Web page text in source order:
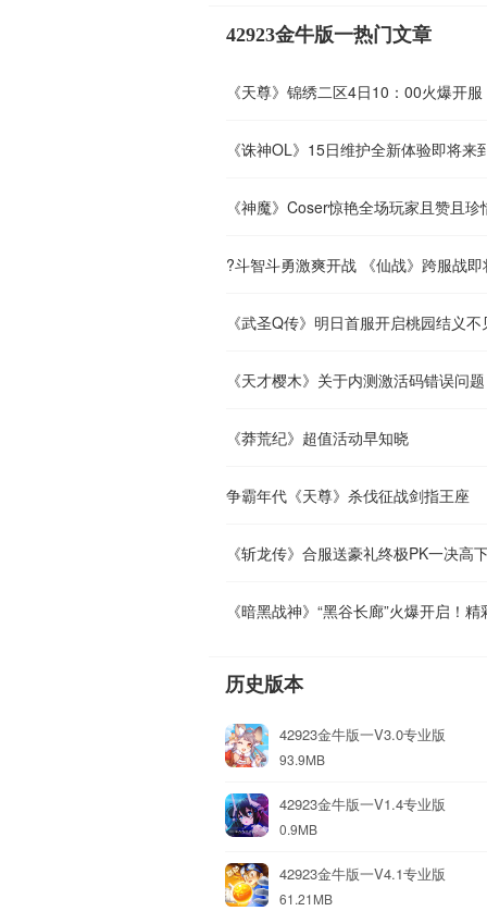
42923金牛版一热门文章
《天尊》锦绣二区4日10：00火爆开服
《诛神OL》15日维护全新体验即将来
《神魔》Coser惊艳全场玩家且赞且珍
?斗智斗勇激爽开战 《仙战》跨服战
《武圣Q传》明日首服开启桃园结义
《天才樱木》关于内测激活码错误问题
《莽荒纪》超值活动早知晓
争霸年代《天尊》杀伐征战剑指王座
《斩龙传》合服送豪礼终极PK一决高
《暗黑战神》“黑谷长廊”火爆开启！
历史版本
42923金牛版一V3.0专业版
93.9MB
42923金牛版一V1.4专业版
0.9MB
42923金牛版一V4.1专业版
61.21MB